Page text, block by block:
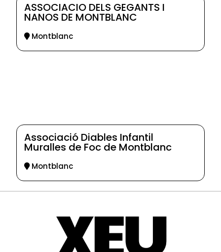
ASSOCIACIO DELS GEGANTS I
NANOS DE MONTBLANC
Montblanc
Associació Diables Infantil
Muralles de Foc de Montblanc
Montblanc